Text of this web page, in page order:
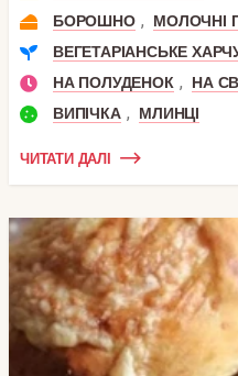
БОРОШНО , МОЛОЧНІ
ВЕГЕТАРІАНСЬКЕ
НА ПОЛУДЕНОК , НА
ВИПІЧКА , МЛИНЦІ
ЧИТАТИ ДАЛІ